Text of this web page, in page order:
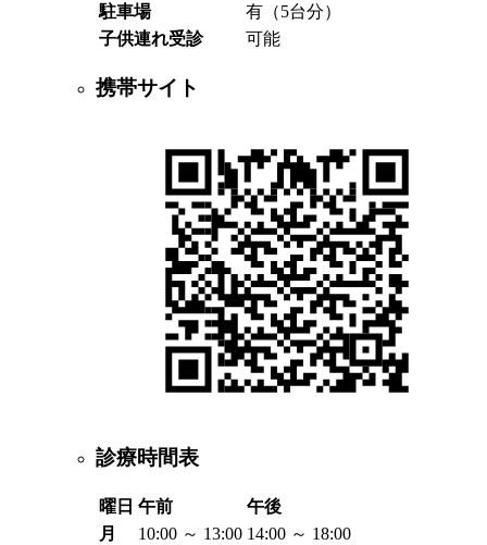
駐車場
有（5台分）
子供連れ受診
可能
携帯サイト
診療時間表
曜日 午前
午後
月
10:00 ～ 13:00 14:00 ～ 18:00